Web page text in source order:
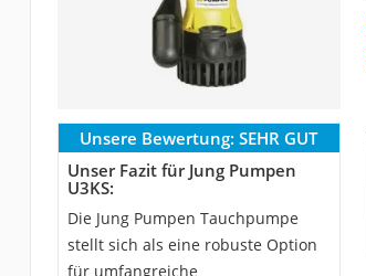
Unsere Bewertung: SEHR GUT
Unser Fazit für Jung Pumpen
U3KS:
Die Jung Pumpen Tauchpumpe
stellt sich als eine robuste Option
für umfangreiche